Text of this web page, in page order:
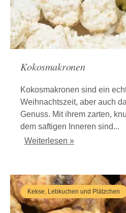
Kokosmakronen
Kokosmakronen sind ein
Weihnachtszeit, aber auch
Genuss. Mit ihrem zarten,
dem saftigen Inneren sind...
Weiterlesen »
Kekse, Lebkuchen und Plätzchen